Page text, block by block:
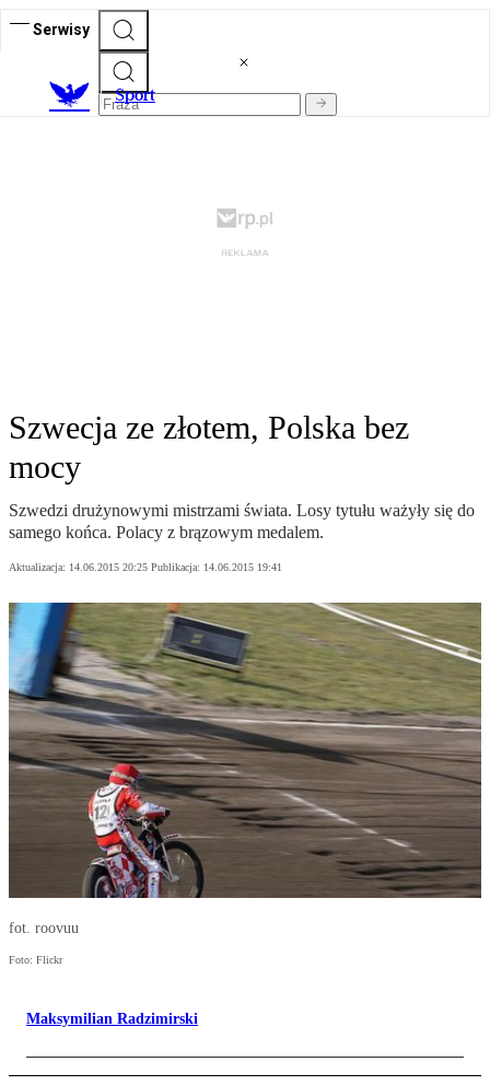
Serwisy
Sport
Szwecja ze złotem, Polska bez
mocy
Szwedzi drużynowymi mistrzami świata. Losy tytułu ważyły się do
samego końca. Polacy z brązowym medalem.
Aktualizacja: 14.06.2015 20:25 Publikacja: 14.06.2015 19:41
fot. roovuu
Foto: Flickr
Maksymilian Radzimirski